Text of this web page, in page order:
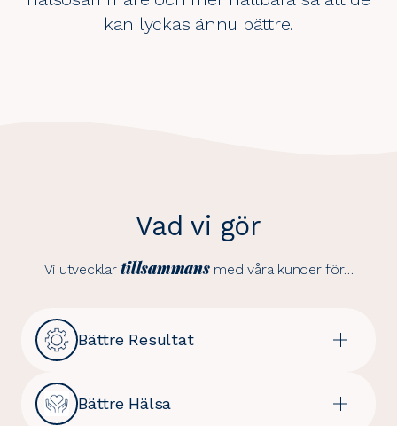
kan lyckas ännu bättre.
Vad vi gör
Vi utvecklartillsammansmed våra kunder för…
Bättre Resultat
Bättre Hälsa